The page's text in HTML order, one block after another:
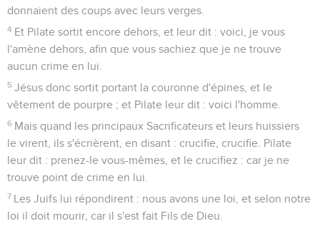
donnaient des coups avec leurs verges.
4 Et Pilate sortit encore dehors, et leur dit : voici, je vous
l'amène dehors, afin que vous sachiez que je ne trouve
aucun crime en lui.
5 Jésus donc sortit portant la couronne d'épines, et le
vêtement de pourpre ; et Pilate leur dit : voici l'homme.
6 Mais quand les principaux Sacrificateurs et leurs huissiers
le virent, ils s'écrièrent, en disant : crucifie, crucifie. Pilate
leur dit : prenez-le vous-mêmes, et le crucifiez : car je ne
trouve point de crime en lui.
7 Les Juifs lui répondirent : nous avons une loi, et selon notre
loi il doit mourir, car il s'est fait Fils de Dieu.